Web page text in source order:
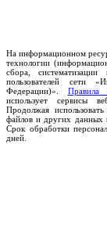
На информационном
технологии
сбора,
пользователей сети
Федерации)». Правила
использует сервисы
Продолжая
файлов и других данных
Срок обработки
дней.